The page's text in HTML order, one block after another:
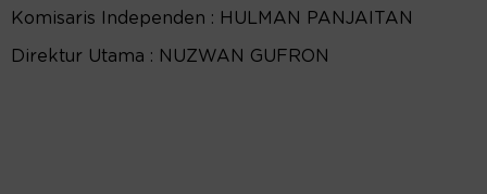
Komisaris Independen : HULMAN PANJAITAN
Direktur Utama : NUZWAN GUFRON